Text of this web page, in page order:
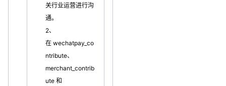
关行业运营进行沟
通。
2、
在 wechatpay_co
ntribute、
merchant_contrib
ute 和